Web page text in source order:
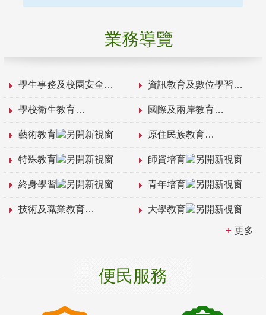
業務導覽
學生事務及校園安全 資訊教育及數位學習
學校衛生教育 國際及兩岸教育
藝術教育 原住民族教育
特殊教育 師資培育
終身學習 青年培育
技術及職業教育 大學教育
更多
便民服務